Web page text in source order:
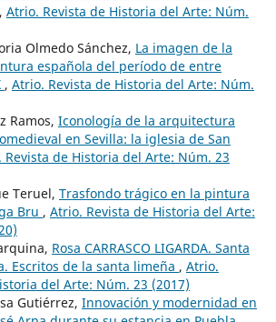
, Atrio. Revista de Historia del Arte: Núm.
Olmedo Sánchez, La imagen de la
española del período de entre
, Atrio. Revista de Historia del Arte: Núm.
Ramos, Iconología de la arquitectura
en Sevilla: la iglesia de San
Revista de Historia del Arte: Núm. 23
Teruel, Trasfondo trágico en la pintura
Bru , Atrio. Revista de Historia del Arte:
Rosa CARRASCO LIGARDA. Santa
Escritos de la santa limeña , Atrio.
del Arte: Núm. 23 (2017)
Gutiérrez, Innovación y modernidad en